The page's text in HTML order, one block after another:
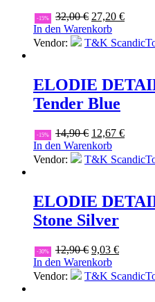
-15% 32,00€ Ursprünglicher
Preis
war:
27,20 €
ist:
In den Warenkorb
Vendor:
T&K
ELODIE
Tender Blue
-15% 14,90€ Ursprünglicher
Preis
war:
12,67 €
ist:
In den Warenkorb
Vendor:
T&K
ELODIE
Stone Silver
-30% 12,90€ Ursprünglicher
Preis
war:
9,03 €Aktueller
ist:
In den Warenkorb
Vendor:
T&K